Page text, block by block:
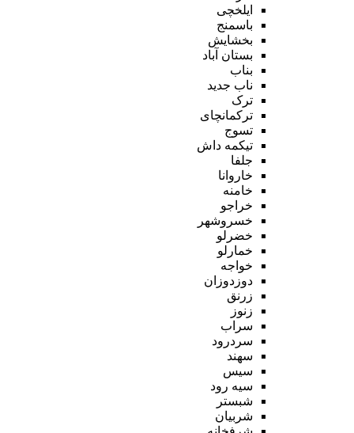
ایلخچی
باسمنج
بخشایش
بستان آباد
بناب
ناب جدید
ترک
ترکمانچای
تسوج
تیکمه داش
جلفا
خاروانا
خامنه
خراجو
خسروشهر
خضرلو
خمارلو
خواجه
دوزدوزان
زرنق
زنوز
سراب
سردرود
سهند
سیس
سیه رود
شبستر
شربیان